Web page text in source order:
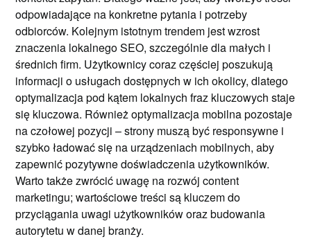
odpowiadające na konkretne pytania i potrzeby
odbiorców. Kolejnym istotnym trendem jest wzrost
znaczenia lokalnego SEO, szczególnie dla małych i
średnich firm. Użytkownicy coraz częściej poszukują
informacji o usługach dostępnych w ich okolicy, dlatego
optymalizacja pod kątem lokalnych fraz kluczowych staje
się kluczowa. Również optymalizacja mobilna pozostaje
na czołowej pozycji – strony muszą być responsywne i
szybko ładować się na urządzeniach mobilnych, aby
zapewnić pozytywne doświadczenia użytkowników.
Warto także zwrócić uwagę na rozwój content
marketingu; wartościowe treści są kluczem do
przyciągania uwagi użytkowników oraz budowania
autorytetu w danej branży.